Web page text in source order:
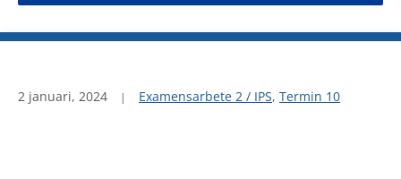
2 januari, 2024 Examensarbete 2 / IPS, Termin 10